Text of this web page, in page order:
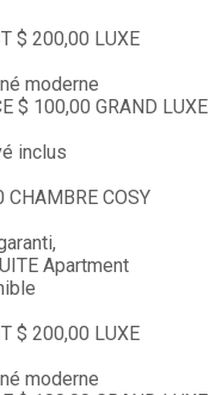
$ 200,00 LUXE
moderne
$ 100,00 GRAND LUXE
inclus
CHAMBRE COSY
Apartment
$ 200,00 LUXE
moderne